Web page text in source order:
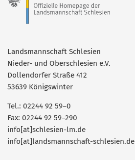
Landsmannschaft Schlesien
Nieder- und Oberschlesien e.V.
Dollendorfer Straße 412
53639 Königswinter
Tel.: 02244 92 59–0
Fax: 02244 92 59–290
info[at]schlesien-lm.de
info[at]landsmannschaft-schlesien.de